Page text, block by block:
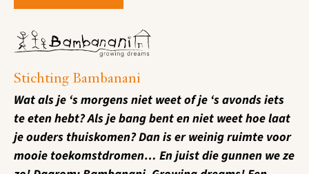
Stichting Bambanani
Wat als je ‘s morgens niet weet of je ‘s avonds iets
te eten hebt? Als je bang bent en niet weet hoe laat
je ouders thuiskomen? Dan is er weinig ruimte voor
mooie toekomstdromen… En juist die gunnen we ze